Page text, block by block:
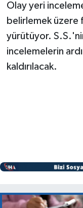
Olay yeri
belirlemek üzere
yürütüyor.
incelemelerin
kaldırılacak.